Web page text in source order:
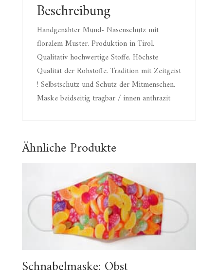
Beschreibung
Handgenähter Mund- Nasenschutz mit
floralem Muster. Produktion in Tirol.
Qualitativ hochwertige Stoffe. Höchste
Qualität der Rohstoffe. Tradition mit Zeitgeist
! Selbstschutz und Schutz der Mitmenschen.
Maske beidseitig tragbar / innen anthrazit
Ähnliche Produkte
Schnabelmaske: Obst